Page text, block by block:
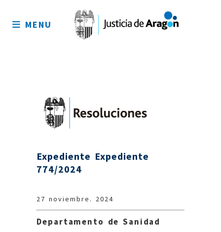
sitio
MENU
Expediente Expediente
774/2024
27 noviembre. 2024
Departamento de Sanidad